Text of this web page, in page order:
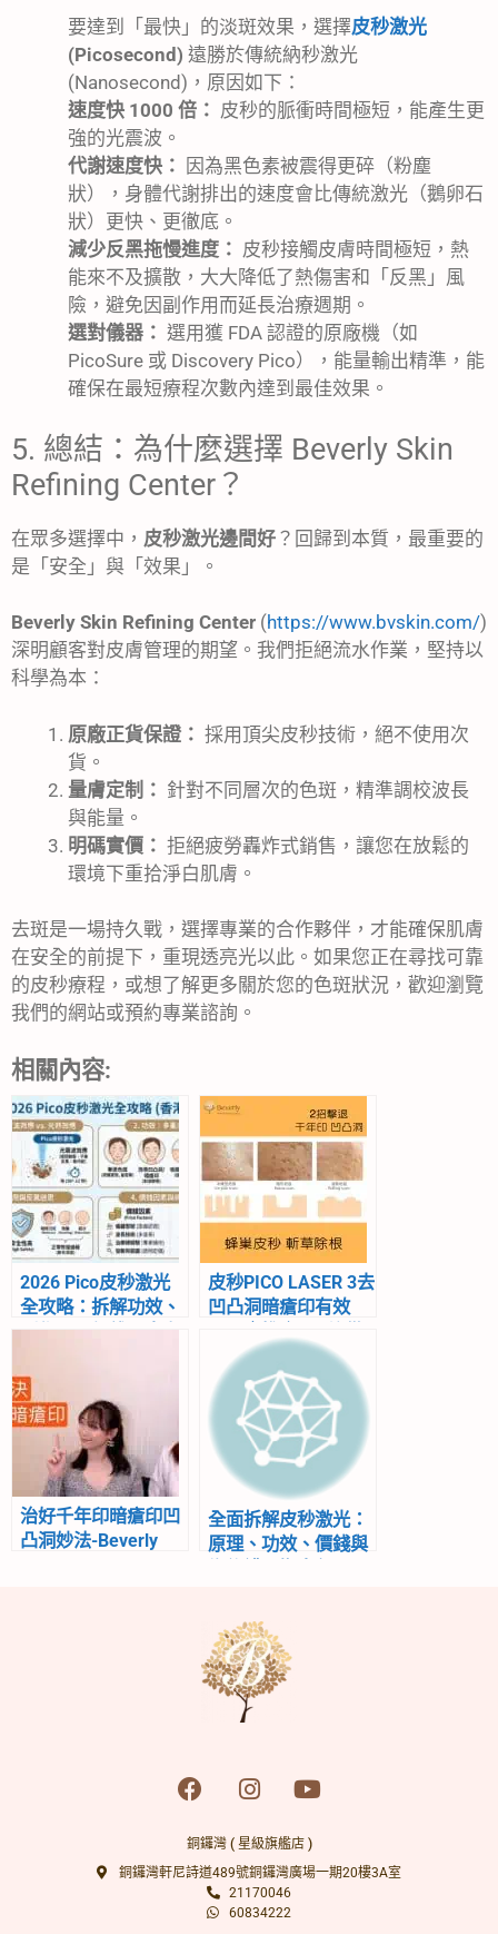
要達到「最快」的淡斑效果，選擇皮秒激光
(Picosecond) 遠勝於傳統納秒激光
(Nanosecond)，原因如下：
速度快 1000 倍： 皮秒的脈衝時間極短，能產生更
強的光震波。
代謝速度快：
因為黑色素被震得更碎（粉塵
狀），身體代謝排出的速度會比傳統激光（鵝卵石
狀）更快、更徹底。
減少反黑拖慢進度： 皮秒接觸皮膚時間極短，熱
能來不及擴散，大大降低了熱傷害和「反黑」風
險，避免因副作用而延長治療週期。
選對儀器： 選用獲 FDA 認證的原廠機（如
PicoSure 或 Discovery Pico），能量輸出精準，能
確保在最短療程次數內達到最佳效果。
5. 總結：為什麼選擇 Beverly Skin
Refining Center？
在眾多選擇中， 皮秒激光邊間好 ？回歸到本質，最重要的
是「安全」與「效果」。
Beverly Skin Refining Center (https://www.bvskin.com/)
深明顧客對皮膚管理的期望。我們拒絕流水作業，堅持以
科學為本：
原廠正貨保證： 採用頂尖皮秒技術，絕不使用次
貨。
量膚定制： 針對不同層次的色斑，精準調校波長
與能量。
明碼實價： 拒絕疲勞轟炸式銷售，讓您在放鬆的
環境下重拾淨白肌膚。
去斑是一場持久戰，選擇專業的合作夥伴，才能確保肌膚
在安全的前提下，重現透亮光以此。如果您正在尋找可靠
的皮秒療程，或想了解更多關於您的色斑狀況，歡迎瀏覽
我們的網站或預約專業諮詢。
相關內容:
2026 Pico皮秒激光
全攻略：拆解功效、
副作用、價錢及去斑
皮秒PICO LASER 3去
凹凸洞暗瘡印有效
皮秒激光2021｜
Beverly Skin
Refining Center hk
治好千年印暗瘡印凹
凸洞妙法-Beverly
全面拆解皮秒激光：
原理、功效、價錢與
Refining Center
銅鑼灣 ( 星級旗艦店 )
銅鑼灣軒尼詩道489號銅鑼灣廣場一期20樓3A室
21170046
60834222